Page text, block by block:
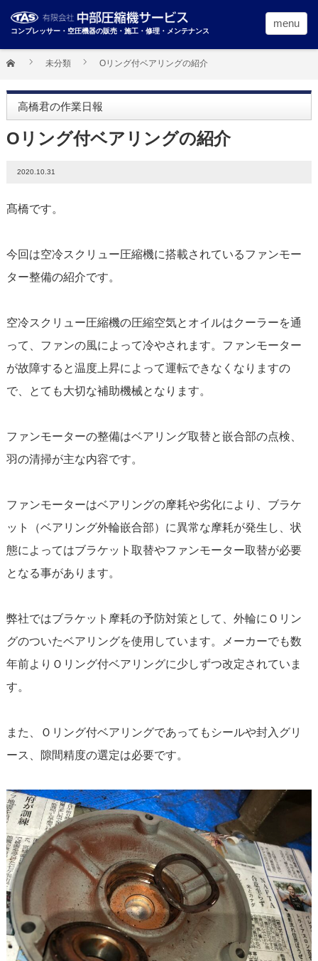
コンプレッサー・空圧機器の販売・施工・修理・メンテナンス
menu
未分類 Oリング付ベアリングの紹介
高橋君の作業日報
Oリング付ベアリングの紹介
2020.10.31
髙橋です。
今回は空冷スクリュー圧縮機に搭載されているファンモー
ター整備の紹介です。
空冷スクリュー圧縮機の圧縮空気とオイルはクーラーを通
って、ファンの風によって冷やされます。ファンモーター
が故障すると温度上昇によって運転できなくなりますの
で、とても大切な補助機械となります。
ファンモーターの整備はベアリング取替と嵌合部の点検、
羽の清掃が主な内容です。
ファンモーターはベアリングの摩耗や劣化により、ブラケ
ット（ベアリング外輪嵌合部）に異常な摩耗が発生し、状
態によってはブラケット取替やファンモーター取替が必要
となる事があります。
弊社ではブラケット摩耗の予防対策として、外輪にＯリン
グのついたベアリングを使用しています。メーカーでも数
年前よりＯリング付ベアリングに少しずつ改定されていま
す。
また、Ｏリング付ベアリングであってもシールや封入グリ
ース、隙間精度の選定は必要です。